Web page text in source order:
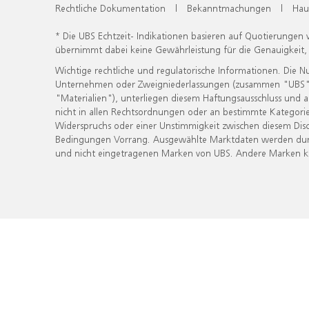
Rechtliche Dokumentation | Bekanntmachungen |
* Die UBS Echtzeit- Indikationen basieren auf
übernimmt dabei keine Gewährleistung für die
Wichtige rechtliche und regulatorische Informationen. Die
Unternehmen oder Zweigniederlassungen (zusammen
"Materialien"), unterliegen diesem Haftungsausschluss
nicht in allen Rechtsordnungen oder an bestimmte
Widerspruchs oder einer Unstimmigkeit zwischen diesem
Bedingungen Vorrang. Ausgewählte Marktdaten werden
und nicht eingetragenen Marken von UBS. Andere Marken